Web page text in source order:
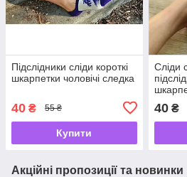
Підслідники сліди короткі
шкарпетки чоловічі следка
40 ₴ 55 ₴
Купити
Сліди
40₴
Акційні пропозиції та новинки